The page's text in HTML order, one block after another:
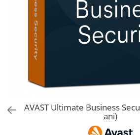
AVAST Driver Updater
AVAST SecureLine VPN
AVAST AntiTrack Premium
AVAST Ultimate Business
ani)